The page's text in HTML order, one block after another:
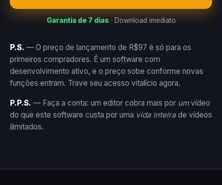
Garantia de 7 dias · Download imediato
P.S. — O preço de lançamento de R$97 é só para os
primeiros compradores. É um software com
desenvolvimento ativo, e o preço sobe conforme novas
funções entram. Trave seu acesso vitalício agora.
P.P.S. — Faça a conta: um editor cobra mais por umvídeo
do que este software custa por uma vida inteira de vídeos
ilimitados.